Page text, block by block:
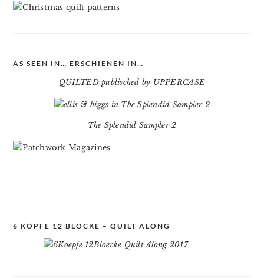
AS SEEN IN… ERSCHIENEN IN…
QUILTED publisched by UPPERCASE
The Splendid Sampler 2
6 KÖPFE 12 BLÖCKE – QUILT ALONG